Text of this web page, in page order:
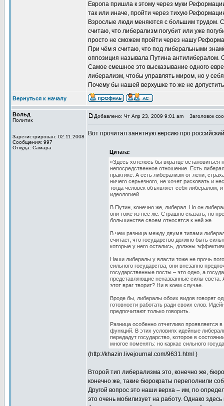
Европа пришла к этому через муки
так или иначе, пройти через тихую
Взрослые люди меняются с большим трудом.
считаю, что либерализм погубит или уже
просто не сможем пройти через нашу
При чём я считаю, что под либеральными
оппозиция называла Путина антилибералом.
Самое смешное это высказывание одного
либерализм, чтобы управлять миром, но у
Почему бы нашей верхушке то же не
Вернуться к началу
Вольд
Политик
Зарегистрирован: 02.11.2008
Сообщения: 997
Откуда: Самара
Добавлено: Чт Апр 23, 2009 9:01 am Заголовок
Вот прочитал занятную версию про
Цитата:
«Здесь хотелось бы вкратце остановиться
непосредственное отношение. Есть
практике. А есть либерализм от лени,
ничего серьезного, не хочет рисковать и
тогда человек объявляет себя либералом,
идеологией.
В.Путин, конечно же, либерал. Но он
они тоже из нее же. Страшно сказать, но
большинстве своем относятся к ней же.
В чем разница между двумя типами
считает, что государство должно быть
которые у него остались, должны
Наши либералы у власти тоже не прочь
сильного государства, они внезапно
государственные посты – это одно, а
представляющие неназванные силы света.
этот враг творит? Ни в коем случае.
Вроде бы, либералы обоих видов говорят
готовности работать ради своих слов.
предпочитают только говорить.
Разница особенно отчетливо проявляется
функций. В этих условиях идейные
передадут государство, которое в
многое поменять: но каркас сильного
(http://khazin.livejournal.com/9631.html )
Второй тип либерализма это, конечно же,
конечно же, такие бюрократы переполнили
Другой вопрос это наши верха – им, по
это очень мобилизует на работу. Однако